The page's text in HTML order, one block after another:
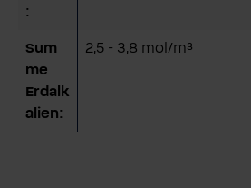
:
Sum
me
Erdalk
alien:
2,5 - 3,8 mol/m³